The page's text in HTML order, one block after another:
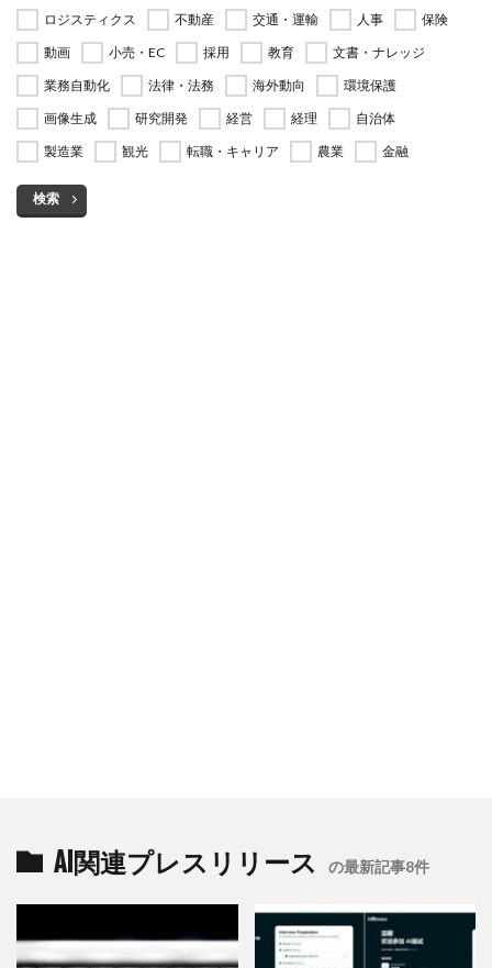
ロジスティクス 不動産 交通・運輸 人事
保険
動画
小売・EC 採用 教育
文書・ナレッジ
業務自動化
法律・法務 海外動向
環境保護
画像生成
研究開発 経営 経理
自治体
製造業
観光 転職・キャリア 農業 金融
検索
AI関連プレスリリース の最新記事8件